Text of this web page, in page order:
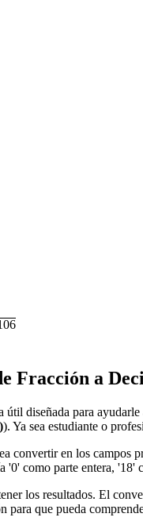
Fracción a
útil diseñada para
). Ya sea estudiante o
convertir en los
como parte entera,
los resultados. El
que pueda